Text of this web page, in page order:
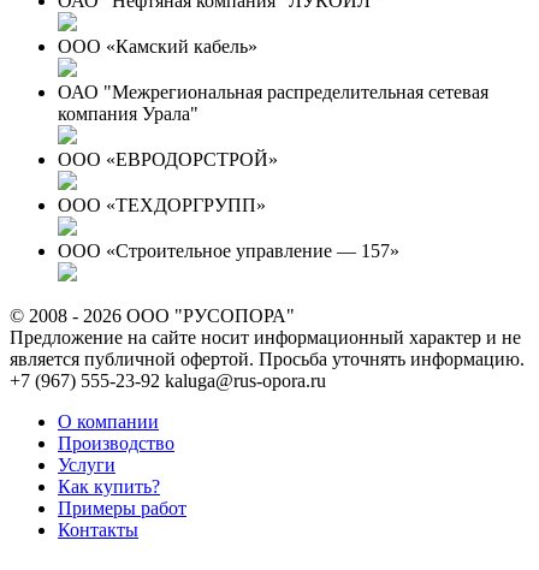
ООО «Камский кабель»
ОАО "Межрегиональная распределительная сетевая
компания Урала"
ООО «ЕВРОДОРСТРОЙ»
ООО «ТЕХДОРГРУПП»
ООО «Строительное управление — 157»
© 2008 - 2026 ООО "РУСОПОРА"
Предложение на сайте носит информационный характер и не
является публичной офертой. Просьба уточнять информацию.
+7 (967) 555-23-92 kaluga@rus-opora.ru
О компании
Производство
Услуги
Как купить?
Примеры работ
Контакты